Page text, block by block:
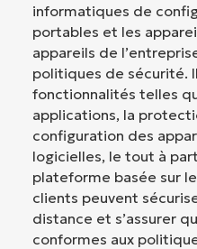
informatiques de
portables et les
appareils de
politiques de sécurité.
fonctionnalités telles
applications, la
configuration des
logicielles, le tout à
plateforme basée sur
clients peuvent
distance et s’assurer
conformes aux